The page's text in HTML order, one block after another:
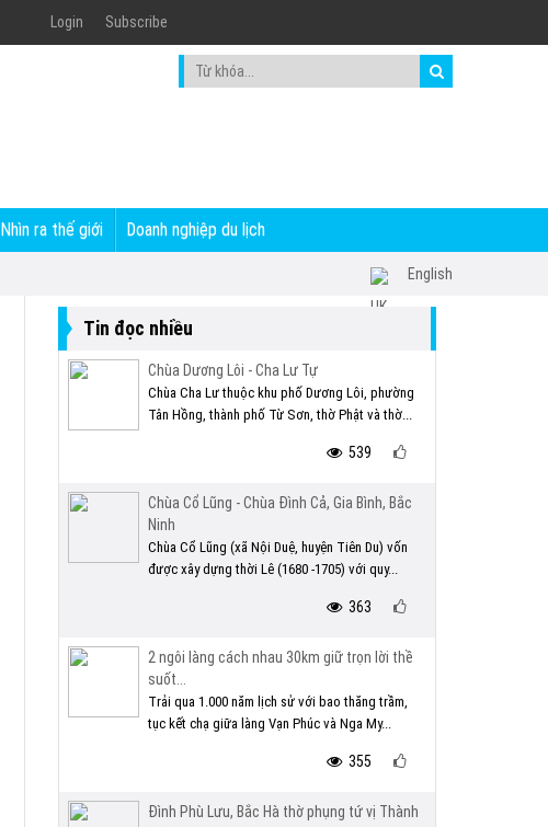
Login Subscribe
Nhìn ra thế giới Doanh nghiệp du lịch
English
Tin đọc nhiều
Chùa Dương Lôi - Cha Lư Tự
Chùa Cha Lư thuộc khu phố Dương Lôi, phường
Tân Hồng, thành phố Từ Sơn, thờ Phật và thờ...
539
Chùa Cổ Lũng - Chùa Đình Cả, Gia Bình, Bắc
Ninh
Chùa Cổ Lũng (xã Nội Duệ, huyện Tiên Du) vốn
được xây dựng thời Lê (1680 -1705) với quy...
363
2 ngôi làng cách nhau 30km giữ trọn lời thề
suốt...
Trải qua 1.000 năm lịch sử với bao thăng trầm,
tục kết chạ giữa làng Vạn Phúc và Nga My...
355
Đình Phù Lưu, Bắc Hà thờ phụng tứ vị Thành